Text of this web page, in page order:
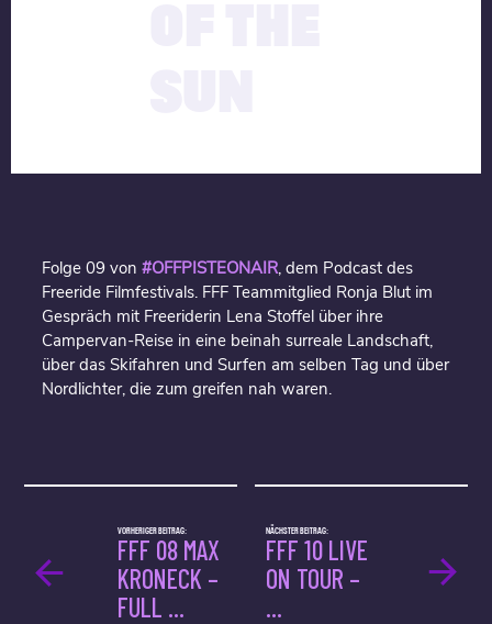
Folge 09 von #OFFPISTEONAIR, dem Podcast des
Freeride Filmfestivals. FFF Teammitglied Ronja Blut im
Gespräch mit Freeriderin Lena Stoffel über ihre
Campervan-Reise in eine beinah surreale Landschaft,
über das Skifahren und Surfen am selben Tag und über
Nordlichter, die zum greifen nah waren.
NÄCHSTER BEITRAG:
FFF 10 LIVE
ON TOUR –
...
VORHERIGER BEITRAG:
FFF 08 MAX
KRONECK –
FULL ...